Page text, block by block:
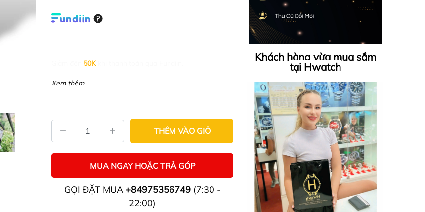
50K
Xem thêm
THÊM VÀO GIỎ
MUA NGAY HOẶC TRẢ GÓP
GỌI ĐẶT MUA +84975356749(7:30 -
22:00)
Khách hàng vừa mua sắm
tại Hwatch